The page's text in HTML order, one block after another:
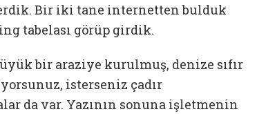
Bir iki tane internetten bulduk
tabelası görüp girdik.
bir araziye kurulmuş, denize sıfır
isterseniz çadır
da var. Yazının sonuna işletmenin